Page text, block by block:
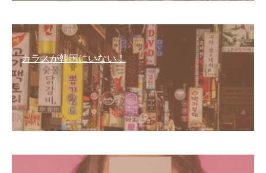
カラスが韓国にいない！